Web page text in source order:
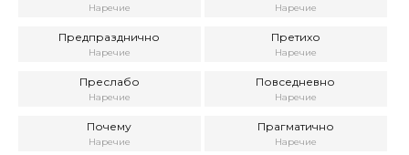
Наречие Наречие
Предпразднично
Наречие
Претихо
Наречие
Преслабо
Наречие
Повседневно
Наречие
Почему
Наречие
Прагматично
Наречие